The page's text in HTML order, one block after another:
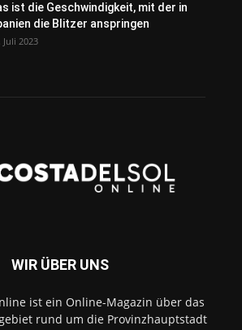
ist die Geschwindigkeit, mit der in
die Blitzer anspringen
Juli 2023
WIR ÜBER UNS
ist ein Online-Magazin über das
rund um die Provinzhauptstadt